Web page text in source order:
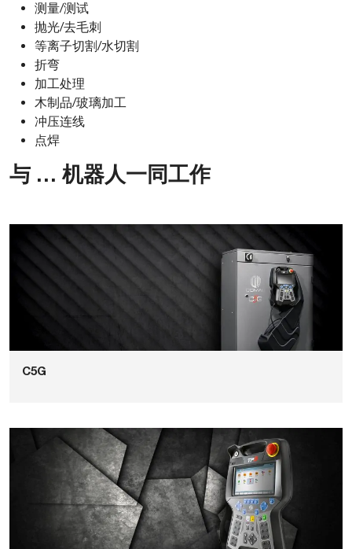
测量/测试
抛光/去毛刺
等离子切割/水切割
折弯
加工处理
木制品/玻璃加工
冲压连线
点焊
与 … 机器人一同工作
C5G